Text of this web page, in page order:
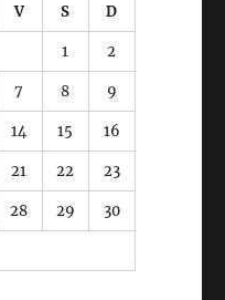
V S D
1 2
7 8 9
14 15 16
21 22 23
28 29 30